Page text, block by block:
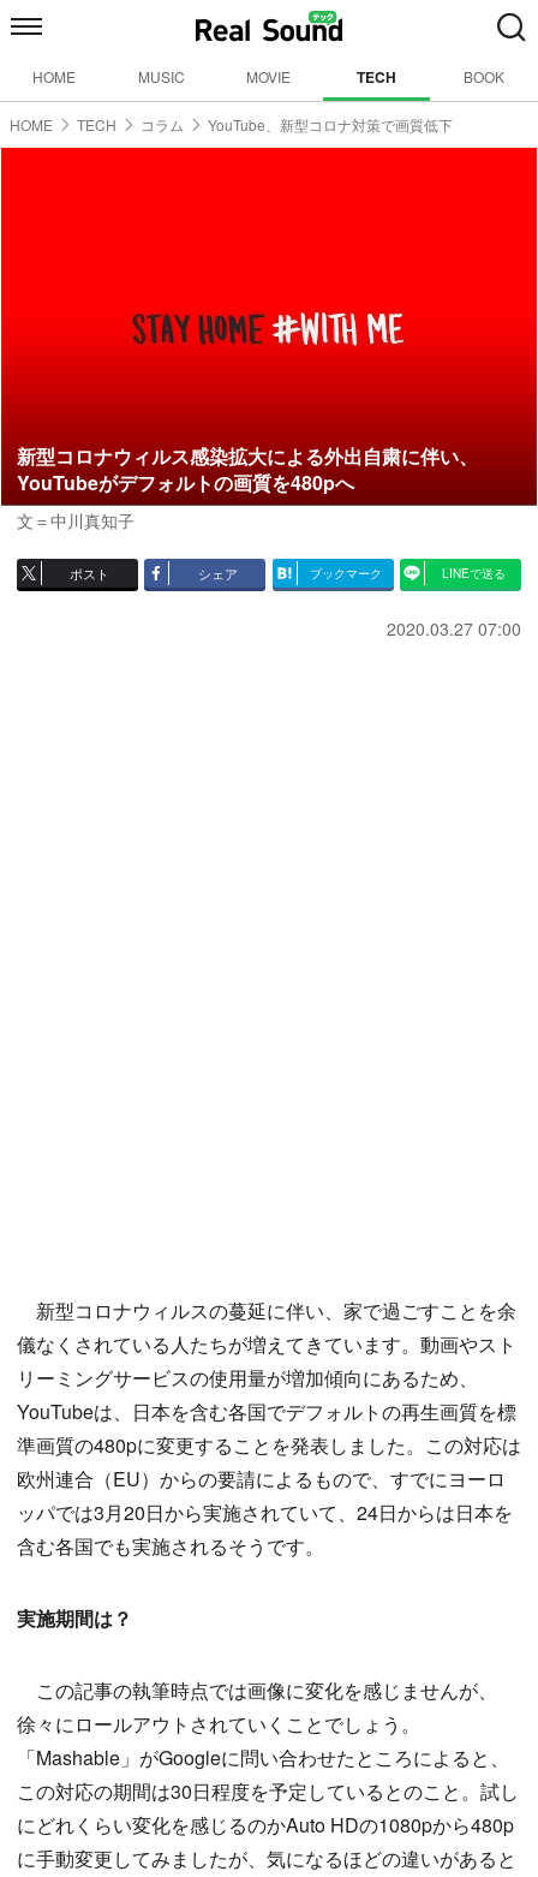
HOME MUSIC MOVIE TECH BOOK
HOME TECH コラム YouTube、新型コロナ対策で画質低下
新型コロナウィルス感染拡大による外出自粛に伴い、
YouTubeがデフォルトの画質を480pへ
文＝中川真知子
ポスト シェア ブックマーク LINEで送る
2020.03.27 07:00
新型コロナウィルスの蔓延に伴い、家で過ごすことを余
儀なくされている人たちが増えてきています。動画やスト
リーミングサービスの使用量が増加傾向にあるため、
YouTubeは、日本を含む各国でデフォルトの再生画質を標
準画質の480pに変更することを発表しました。この対応は
欧州連合（EU）からの要請によるもので、すでにヨーロ
ッパでは3月20日から実施されていて、24日からは日本を
含む各国でも実施されるそうです。
実施期間は？
この記事の執筆時点では画像に変化を感じませんが、
徐々にロールアウトされていくことでしょう。
「Mashable」がGoogleに問い合わせたところによると、
この対応の期間は30日程度を予定しているとのこと。試し
にどれくらい変化を感じるのかAuto HDの1080pから480p
に手動変更してみましたが、気になるほどの違いがあると